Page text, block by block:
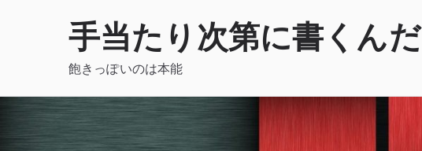
手当たり次第に書くんだ
飽きっぽいのは本能